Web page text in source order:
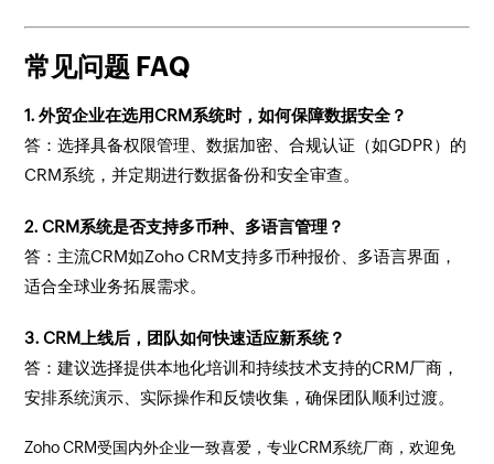
常见问题 FAQ
1. 外贸企业在选用CRM系统时，如何保障数据安全？
答：选择具备权限管理、数据加密、合规认证（如GDPR）的
CRM系统，并定期进行数据备份和安全审查。
2. CRM系统是否支持多币种、多语言管理？
答：主流CRM如Zoho CRM支持多币种报价、多语言界面，
适合全球业务拓展需求。
3. CRM上线后，团队如何快速适应新系统？
答：建议选择提供本地化培训和持续技术支持的CRM厂商，
安排系统演示、实际操作和反馈收集，确保团队顺利过渡。
Zoho CRM受国内外企业一致喜爱，专业CRM系统厂商，欢迎免